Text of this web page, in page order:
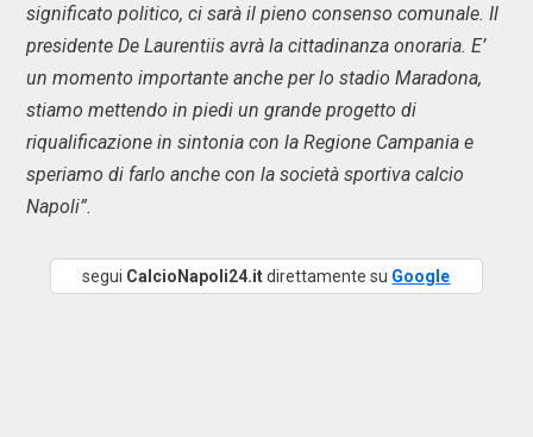
significato politico, ci sarà il pieno consenso comunale. Il
presidente De Laurentiis avrà la cittadinanza onoraria. E’
un momento importante anche per lo stadio Maradona,
stiamo mettendo in piedi un grande progetto di
riqualificazione in sintonia con la Regione Campania e
speriamo di farlo anche con la società sportiva calcio
Napoli”.
segui CalcioNapoli24.itdirettamente su Google